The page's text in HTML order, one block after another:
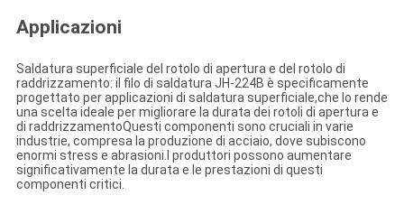
Applicazioni
Saldatura superficiale del rotolo di apertura e del rotolo di
raddrizzamento: il filo di saldatura JH-224B è specificamente
progettato per applicazioni di saldatura superficiale,che lo rende
una scelta ideale per migliorare la durata dei rotoli di apertura e
di raddrizzamentoQuesti componenti sono cruciali in varie
industrie, compresa la produzione di acciaio, dove subiscono
enormi stress e abrasioni.I produttori possono aumentare
significativamente la durata e le prestazioni di questi
componenti critici.